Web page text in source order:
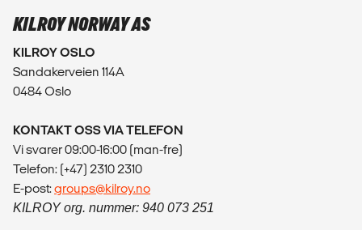
KILROY NORWAY AS
KILROY OSLO
Sandakerveien 114A
0484 Oslo
KONTAKT OSS VIA TELEFON
Vi svarer 09:00-16:00 (man-fre)
Telefon: (+47) 2310 2310
E-post:groups@kilroy.no
KILROY org. nummer: 940 073 251